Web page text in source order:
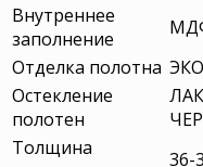
Внутреннее
заполнение
Отделка полотна
Остекление
полотен
Толщина